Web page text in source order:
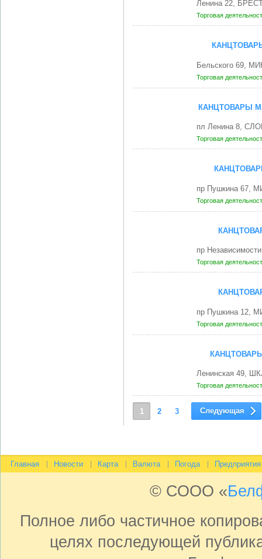
Ленина 22,
Торговая
Бельского 69,
Торговая
КАНЦТОВАРЫ
пл Ленина 8,
Торговая
пр Пушкина 67,
Торговая
пр
Торговая
пр Пушкина 12,
Торговая
Ленинская 49,
Торговая
1 2 3 Следующая
Главная Новости Карта Валюта Погода Предприятия
© СООО «
Полное либо частичное
целях последующей